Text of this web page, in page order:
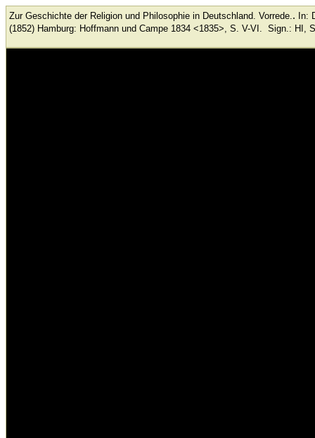
Zur Geschichte der Religion und Philosophie in Deutschland. Vorrede.. In:
(1852) Hamburg: Hoffmann und Campe 1834 <1835>, S. V-VI. Sign.: HI,